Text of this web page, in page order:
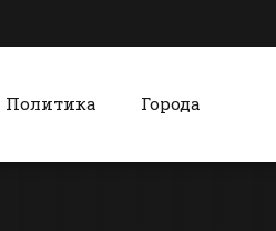
Политика Города